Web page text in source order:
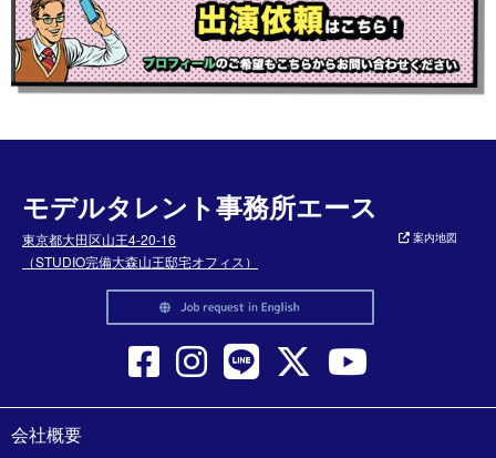
モデルタレント事務所エース
東京都大田区山王4-20-16
（STUDIO完備大森山王邸宅オフィス）
案内地図
会社概要